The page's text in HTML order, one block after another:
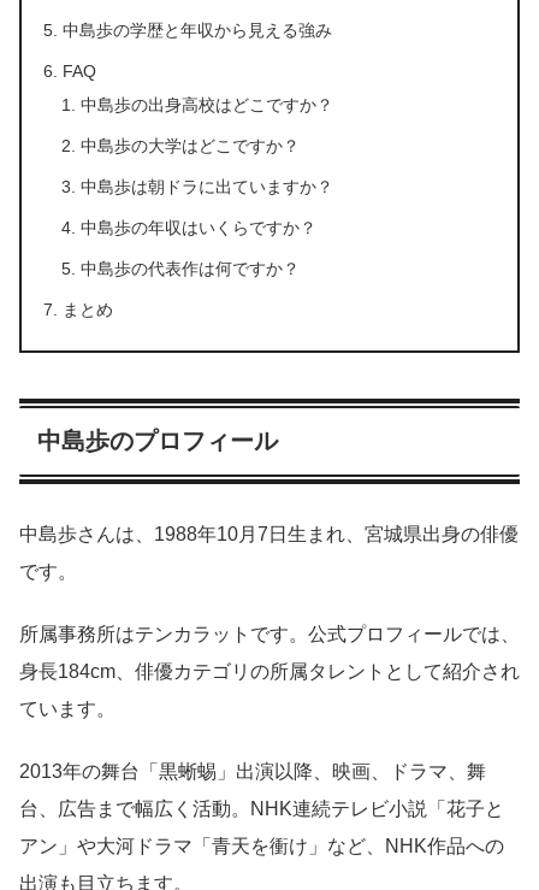
中島歩の学歴と年収から見える強み
FAQ
中島歩の出身高校はどこですか？
中島歩の大学はどこですか？
中島歩は朝ドラに出ていますか？
中島歩の年収はいくらですか？
中島歩の代表作は何ですか？
まとめ
中島歩のプロフィール
中島歩さんは、1988年10月7日生まれ、宮城県出身の俳優
です。
所属事務所はテンカラットです。公式プロフィールでは、
身長184cm、俳優カテゴリの所属タレントとして紹介され
ています。
2013年の舞台「黒蜥蜴」出演以降、映画、ドラマ、舞
台、広告まで幅広く活動。NHK連続テレビ小説「花子と
アン」や大河ドラマ「青天を衝け」など、NHK作品への
出演も目立ちます。